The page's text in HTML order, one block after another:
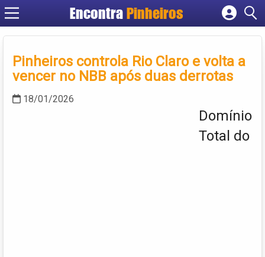
EncontraPinheiros
Cadastrar empresa
Criar conta
Pinheiros controla Rio Claro e volta a
vencer no NBB após duas derrotas
18/01/2026
Domínio
Total do